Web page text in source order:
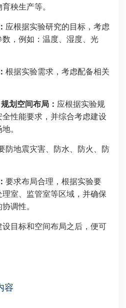
秧生产等。
应根据实验研究的目标，考虑
，例如：温度、湿度、光
根据实验需求，考虑配备相关
划空间布局： 应根据实验规
性能要求，并综合考虑建设
。
防地震灾害、防水、防火、防
要求布局合理，根据实验要
室、监管室等区域，并确保
调性。
目标和空间布局之后，便可
容